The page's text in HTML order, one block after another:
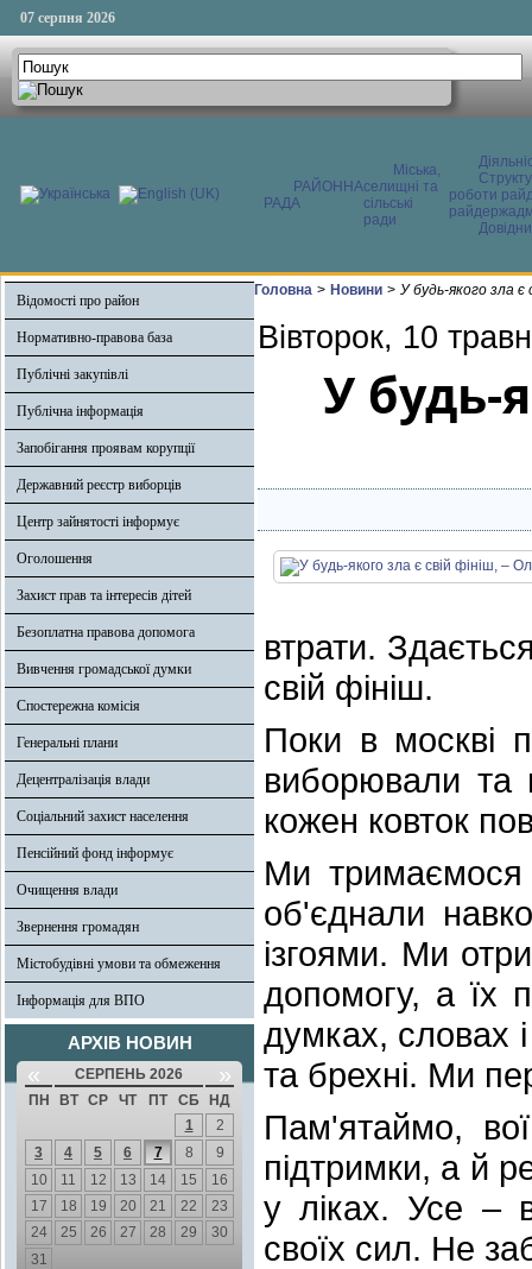
07 серпня 2026
РАЙОННА
РАДА
Міська,
селищні та
сільські
ради
роботи
Відомості про район
Нормативно-правова база
Публічні закупівлі
Публічна інформація
Запобігання проявам корупції
Державний реєстр виборців
Центр зайнятості інформує
Оголошення
Захист прав та інтересів дітей
Безоплатна правова допомога
Вивчення громадської думки
Спостережна комісія
Генеральні плани
Децентралізація влади
Соціальний захист населення
Пенсійний фонд інформує
Очищення влади
Звернення громадян
Містобудівні умови та обмеження
Інформація для ВПО
АРХІВ НОВИН
« СЕРПЕНЬ 2026 »
ПН ВТ СР ЧТ ПТ СБ
НД
1
2
3
4 5 6 7 8
9
10
11 12 13 14 15
16
17
18 19 20 21 22
23
24
25 26 27 28 29
30
31
Головна > Новини > У будь-якого зла є
Вівторок, 10
У будь-
втрати.
свій фініш.
Поки в москві
виборювали та
кожен ковток
Ми
об'єднали
ізгоями. Ми
допомогу, а їх
думках, словах
та брехні. Ми
Пам'ятаймо,
підтримки, а й
у ліках. Усе –
своїх сил. Не